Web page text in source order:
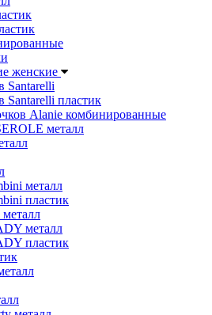
женские
Santarelli
Santarelli пластик
Alanie комбинированные
металл
металл
пластик
металл
пластик